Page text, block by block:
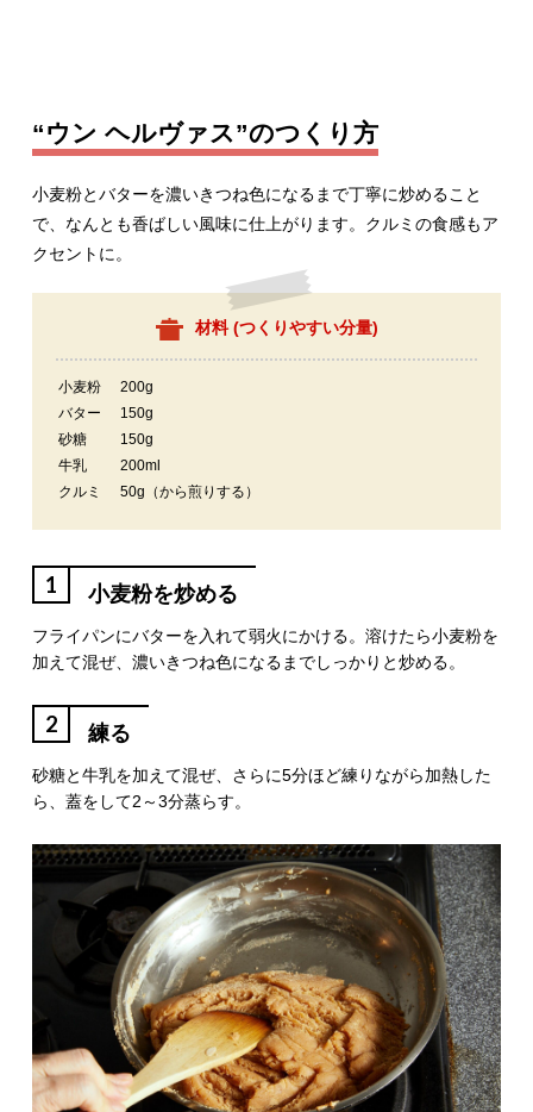
“ウン ヘルヴァス”のつくり方
小麦粉とバターを濃いきつね色になるまで丁寧に炒めること
で、なんとも香ばしい風味に仕上がります。クルミの食感もア
クセントに。
材料 (つくりやすい分量)
小麦粉
200g
バター
150g
砂糖
150g
牛乳
200ml
クルミ
50g（から煎りする）
1 小麦粉を炒める
フライパンにバターを入れて弱火にかける。溶けたら小麦粉を
加えて混ぜ、濃いきつね色になるまでしっかりと炒める。
2 練る
砂糖と牛乳を加えて混ぜ、さらに5分ほど練りながら加熱した
ら、蓋をして2～3分蒸らす。